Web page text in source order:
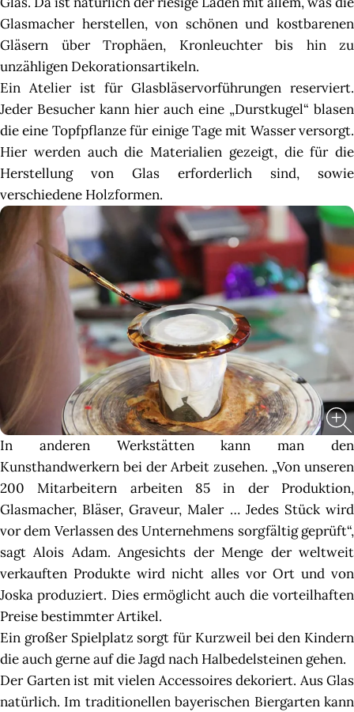
Glasmacher herstellen, von schönen und kostbarenen
Gläsern über Trophäen, Kronleuchter bis hin zu
unzähligen Dekorationsartikeln.
Ein Atelier ist für Glasbläservorführungen reserviert.
Jeder Besucher kann hier auch eine „Durstkugel“ blasen
die eine Topfpflanze für einige Tage mit Wasser versorgt.
Hier werden auch die Materialien gezeigt, die für die
Herstellung von Glas erforderlich sind, sowie
verschiedene Holzformen.
In anderen Werkstätten kann man den
Kunsthandwerkern bei der Arbeit zusehen. „Von unseren
200 Mitarbeitern arbeiten 85 in der Produktion,
Glasmacher, Bläser, Graveur, Maler … Jedes Stück wird
vor dem Verlassen des Unternehmens sorgfältig geprüft“,
sagt Alois Adam. Angesichts der Menge der weltweit
verkauften Produkte wird nicht alles vor Ort und von
Joska produziert. Dies ermöglicht auch die vorteilhaften
Preise bestimmter Artikel.
Ein großer Spielplatz sorgt für Kurzweil bei den Kindern
die auch gerne auf die Jagd nach Halbedelsteinen gehen.
Der Garten ist mit vielen Accessoires dekoriert. Aus Glas
natürlich. Im traditionellen bayerischen Biergarten kann